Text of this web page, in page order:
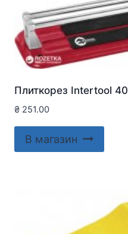
Плиткорез Intertool
₴ 251.00
В магазин